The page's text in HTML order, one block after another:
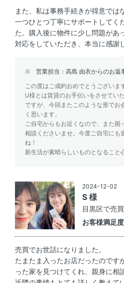
また、私は事務手続きが得意では
一つひとつ丁寧にサポートしてく
た。購入後に物件に少し問題があ
対応をしていただき、本当に感謝
営業担当：高島 由衣からのお返
この度はご成約おめでとうございま
U様とは賃貸のお手伝いをさせてい
ですが、今回またこのような形でお
く思います。
ご自宅からもお近くなので、また困
相談くださいませ。今度ご自宅にも
ね！
新生活が素晴らしいものとなること
2024-12-02
S 様
目黒区で売
お客様満足度
売買でお世話になりました。
たまたま入ったお店だったのです
った家を見つけてくれ、親身に相